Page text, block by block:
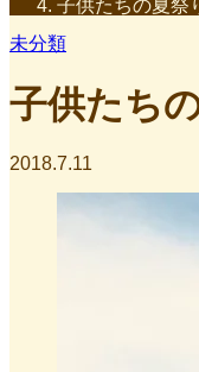
子供たちの夏祭
未分類
子供たち
2018.7.11